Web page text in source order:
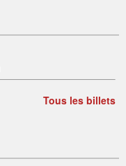
Tous les billets